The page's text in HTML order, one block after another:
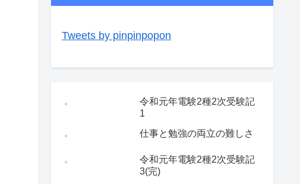
Tweets by pinpinpopon
令和元年電験2種2次受験記
1
仕事と勉強の両立の難しさ
令和元年電験2種2次受験記
3(完)